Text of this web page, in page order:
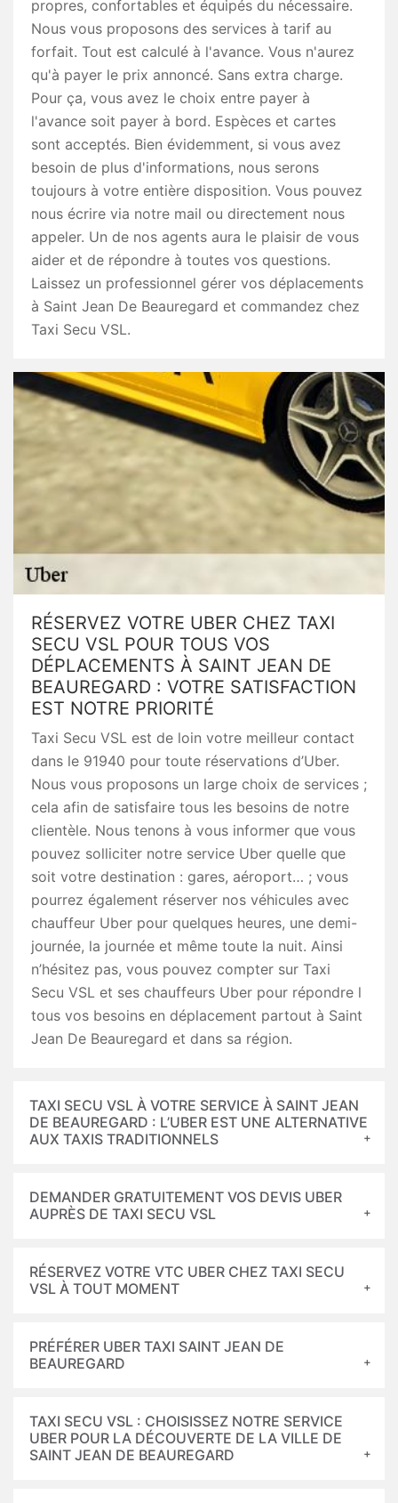
propres, confortables et équipés du nécessaire.
Nous vous proposons des services à tarif au
forfait. Tout est calculé à l'avance. Vous n'aurez
qu'à payer le prix annoncé. Sans extra charge.
Pour ça, vous avez le choix entre payer à
l'avance soit payer à bord. Espèces et cartes
sont acceptés. Bien évidemment, si vous avez
besoin de plus d'informations, nous serons
toujours à votre entière disposition. Vous pouvez
nous écrire via notre mail ou directement nous
appeler. Un de nos agents aura le plaisir de vous
aider et de répondre à toutes vos questions.
Laissez un professionnel gérer vos déplacements
à Saint Jean De Beauregard et commandez chez
Taxi Secu VSL.
RÉSERVEZ VOTRE UBER CHEZ TAXI
SECU VSL POUR TOUS VOS
DÉPLACEMENTS À SAINT JEAN DE
BEAUREGARD : VOTRE SATISFACTION
EST NOTRE PRIORITÉ
Taxi Secu VSL est de loin votre meilleur contact
dans le 91940 pour toute réservations d’Uber.
Nous vous proposons un large choix de services ;
cela afin de satisfaire tous les besoins de notre
clientèle. Nous tenons à vous informer que vous
pouvez solliciter notre service Uber quelle que
soit votre destination : gares, aéroport… ; vous
pourrez également réserver nos véhicules avec
chauffeur Uber pour quelques heures, une demi-
journée, la journée et même toute la nuit. Ainsi
n’hésitez pas, vous pouvez compter sur Taxi
Secu VSL et ses chauffeurs Uber pour répondre l
tous vos besoins en déplacement partout à Saint
Jean De Beauregard et dans sa région.
TAXI SECU VSL À VOTRE SERVICE À SAINT JEAN
DE BEAUREGARD : L’UBER EST UNE ALTERNATIVE
AUX TAXIS TRADITIONNELS
DEMANDER GRATUITEMENT VOS DEVIS UBER
AUPRÈS DE TAXI SECU VSL
RÉSERVEZ VOTRE VTC UBER CHEZ TAXI SECU
VSL À TOUT MOMENT
PRÉFÉRER UBER TAXI SAINT JEAN DE
BEAUREGARD
TAXI SECU VSL : CHOISISSEZ NOTRE SERVICE
UBER POUR LA DÉCOUVERTE DE LA VILLE DE
SAINT JEAN DE BEAUREGARD